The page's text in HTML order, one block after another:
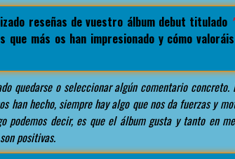
reseñas de vuestro álbum debut titulado
que más os han impresionado y cómo
quedarse o seleccionar algún comentario concreto.
han hecho, siempre hay algo que nos da fuerzas y
podemos decir, es que el álbum gusta y tanto en
positivas.